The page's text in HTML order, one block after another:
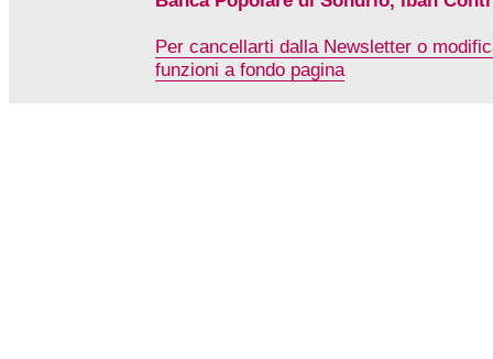
Per cancellarti dalla Newsletter o
funzioni a fondo pagina